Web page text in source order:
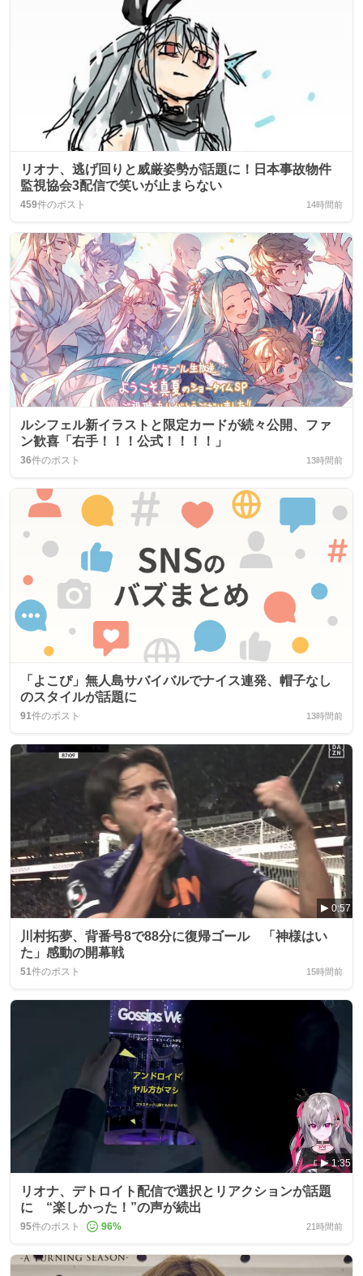
リオナ、逃げ回りと威厳姿勢が話題に！日本事故物件
監視協会3配信で笑いが止まらない
459件のポスト 14時間前
ルシフェル新イラストと限定カードが続々公開、ファ
ン歓喜「右手！！！公式！！！！」
36件のポスト 13時間前
「よこぴ」無人島サバイバルでナイス連発、帽子なし
のスタイルが話題に
91件のポスト 13時間前
0:57
川村拓夢、背番号8で88分に復帰ゴール 「神様はい
た」感動の開幕戦
51件のポスト 15時間前
1:35
リオナ、デトロイト配信で選択とリアクションが話題
に “楽しかった！”の声が続出
95件のポスト 96% 21時間前